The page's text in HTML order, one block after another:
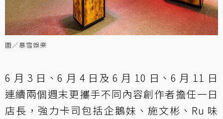
圖／暴雪娛樂
6 月 3 日、6 月 4 日及 6 月 10 日、6 月 11 日
連續兩個週末更攜手不同內容創作者擔任一日
店長，強力卡司包括企鵝妹、施文彬、Ru 味